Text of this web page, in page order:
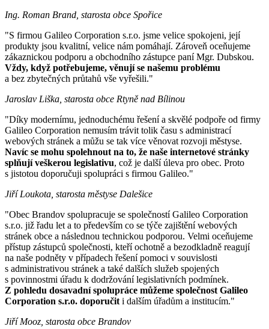
Ing. Roman Brand, starosta obce Spořice
"S firmou Galileo Corporation s.r.o. jsme velice spokojeni, její
produkty jsou kvalitní, velice nám pomáhají. Zároveň oceňujeme
zákaznickou podporu a obchodního zástupce paní Mgr. Dubskou.
Vždy, když potřebujeme, věnují se našemu problému
a bez zbytečných průtahů vše vyřešili."
Jaroslav Liška, starosta obce Rtyně nad Bílinou
"Díky modernímu, jednoduchému řešení a skvělé podpoře od firmy
Galileo Corporation nemusím trávit tolik času s administrací
webových stránek a můžu se tak více věnovat rozvoji městyse.
Navíc se mohu spolehnout na to, že naše internetové stránky
splňují veškerou legislativu, což je další úleva pro obec. Proto
s jistotou doporučuji spolupráci s firmou Galileo."
Jiří Loukota, starosta městyse Dalešice
"Obec Brandov spolupracuje se společností Galileo Corporation
s.r.o. již řadu let a to především co se týče zajištění webových
stránek obce a následnou technickou podporou. Velmi oceňujeme
přístup zástupců společnosti, kteří ochotně a bezodkladně reagují
na naše podněty v případech řešení pomoci v souvislosti
s administrativou stránek a také dalších služeb spojených
s povinnostmi úřadu k dodržování legislativních podmínek.
Z pohledu dosavadní spolupráce můžeme společnost Galileo
Corporation s.r.o. doporučit i dalším úřadům a institucím."
Jiří Mooz, starosta obce Brandov